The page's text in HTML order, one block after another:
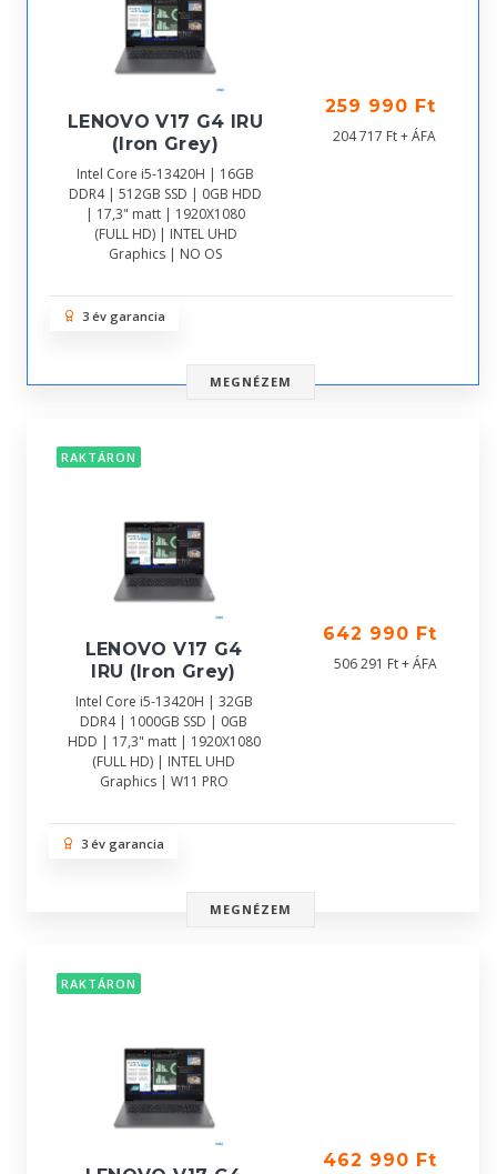
LENOVO V17 G4 IRU
(Iron Grey)
Intel Core i5-13420H | 16GB
DDR4 | 512GB SSD | 0GB HDD
| 17,3" matt | 1920X1080
(FULL HD) | INTEL UHD
Graphics | NO OS
259 990 Ft
204 717 Ft + ÁFA
3 év garancia
MEGNÉZEM
RAKTÁRON
LENOVO V17 G4
IRU (Iron Grey)
Intel Core i5-13420H | 32GB
DDR4 | 1000GB SSD | 0GB
HDD | 17,3" matt | 1920X1080
(FULL HD) | INTEL UHD
Graphics | W11 PRO
642 990 Ft
506 291 Ft + ÁFA
3 év garancia
MEGNÉZEM
RAKTÁRON
462 990 Ft